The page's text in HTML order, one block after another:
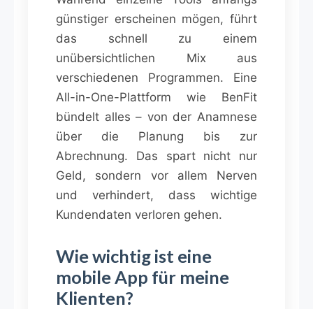
günstiger erscheinen mögen, führt
das schnell zu einem
unübersichtlichen Mix aus
verschiedenen Programmen. Eine
All-in-One-Plattform wie BenFit
bündelt alles – von der Anamnese
über die Planung bis zur
Abrechnung. Das spart nicht nur
Geld, sondern vor allem Nerven
und verhindert, dass wichtige
Kundendaten verloren gehen.
Wie wichtig ist eine
mobile App für meine
Klienten?